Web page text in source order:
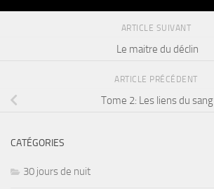
ARTICLE SUIVANT
Le maitre du déclin
ARTICLE PRÉCÉDENT
Tome 2: Les liens du sang
CATÉGORIES
30 jours de nuit